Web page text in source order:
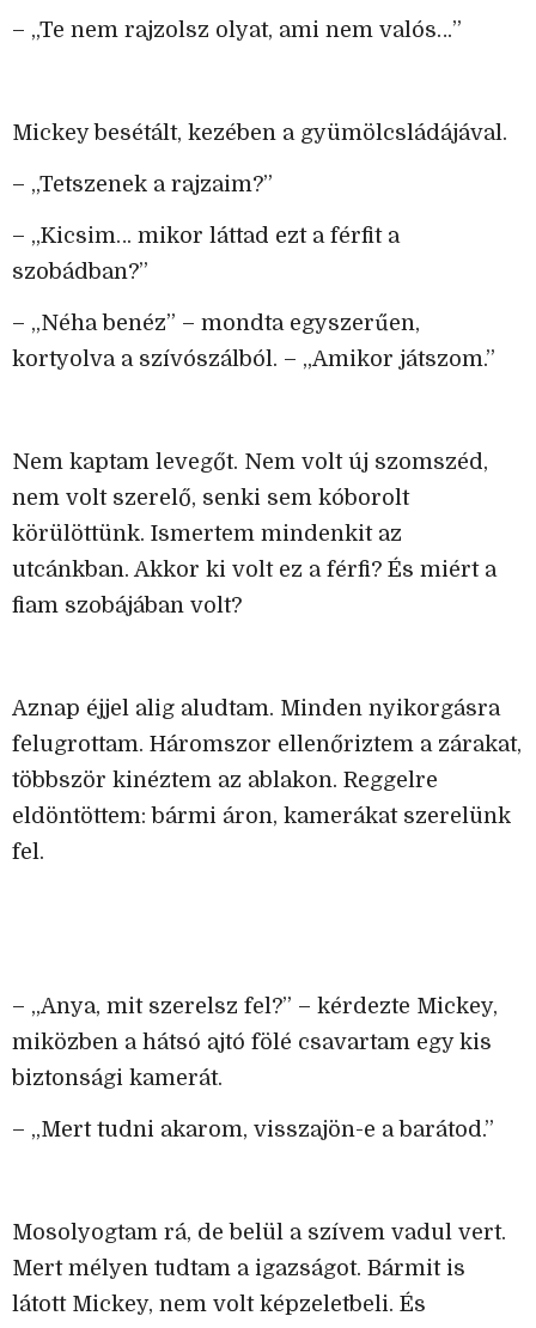
– „Te nem rajzolsz olyat, ami nem valós…”
Mickey besétált, kezében a gyümölcsládájával.
– „Tetszenek a rajzaim?”
– „Kicsim… mikor láttad ezt a férfit a
szobádban?”
– „Néha benéz” – mondta egyszerűen,
kortyolva a szívószálból. – „Amikor játszom.”
Nem kaptam levegőt. Nem volt új szomszéd,
nem volt szerelő, senki sem kóborolt
körülöttünk. Ismertem mindenkit az
utcánkban. Akkor ki volt ez a férfi? És miért a
fiam szobájában volt?
Aznap éjjel alig aludtam. Minden nyikorgásra
felugrottam. Háromszor ellenőriztem a zárakat,
többször kinéztem az ablakon. Reggelre
eldöntöttem: bármi áron, kamerákat szerelünk
fel.
– „Anya, mit szerelsz fel?” – kérdezte Mickey,
miközben a hátsó ajtó fölé csavartam egy kis
biztonsági kamerát.
– „Mert tudni akarom, visszajön-e a barátod.”
Mosolyogtam rá, de belül a szívem vadul vert.
Mert mélyen tudtam a igazságot. Bármit is
látott Mickey, nem volt képzeletbeli. És